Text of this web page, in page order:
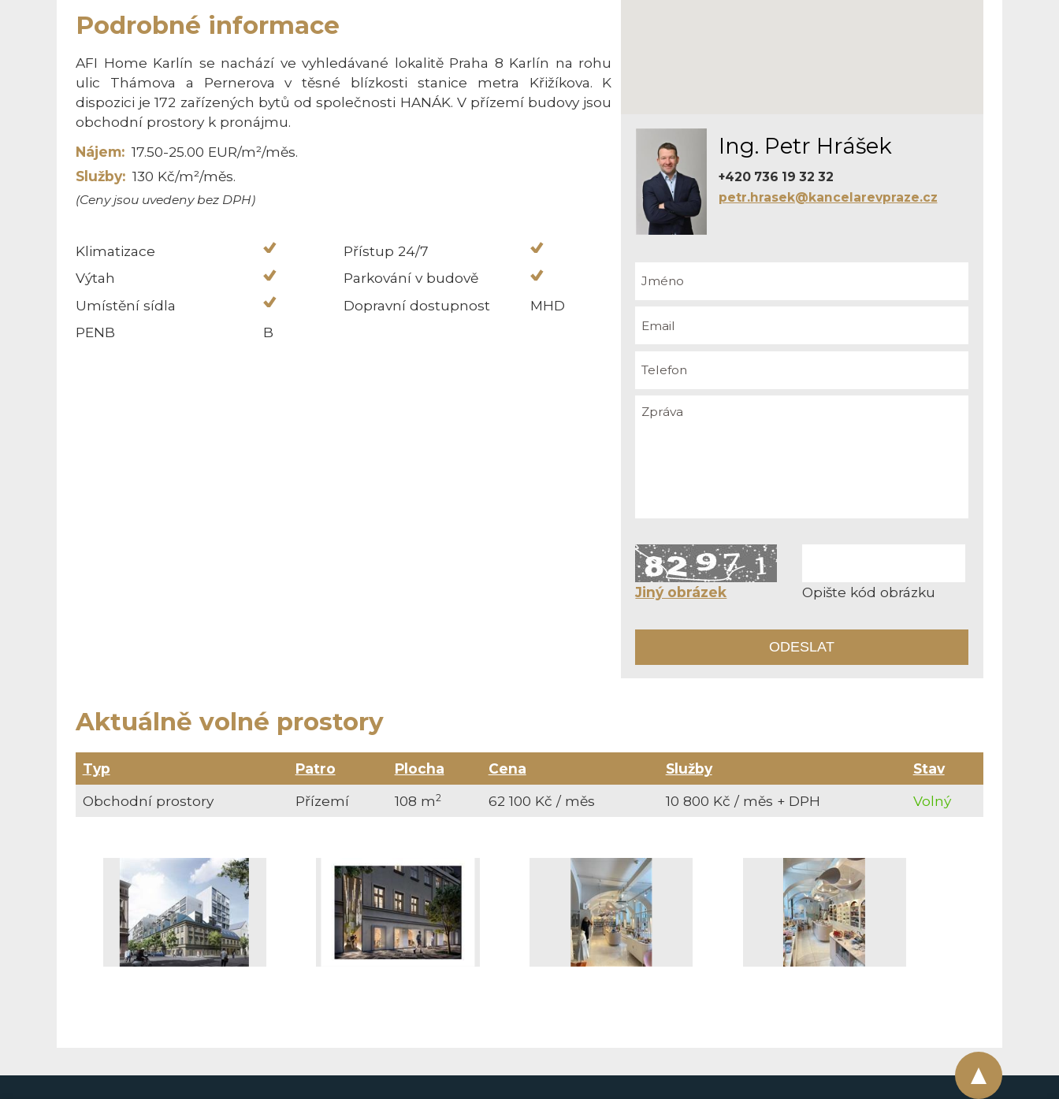
Ing. Petr Hrášek
+420 736 19 32 32
petr.hrasek@kancelarevpraze.cz
Jiný obrázek Opište kód obrázku
Podrobné informace
AFI Home Karlín se nachází ve vyhledávané lokalitě Praha 8 Karlín na rohu
ulic Thámova a Pernerova v těsné blízkosti stanice metra Křižíkova. K
dispozici je 172 zařízených bytů od společnosti HANÁK. V přízemí budovy jsou
obchodní prostory k pronájmu.
Nájem: 17.50-25.00 EUR/m²/měs.
Služby: 130 Kč/m²/měs.
(Ceny jsou uvedeny bez DPH)
Klimatizace
Přístup 24/7
Výtah
Parkování v budově
Umístění sídla
Dopravní dostupnost
MHD
PENB
B
Aktuálně volné prostory
Typ Patro Plocha Cena Služby
Stav
Obchodní prostory
Přízemí 108 m2 62 100 Kč / měs 10 800 Kč / měs + DPH Volný